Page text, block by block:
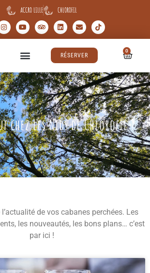
ACCRO LILLE CHLOROFIL
RÉSERVER
0
chez Les Nids de Chlorofil ?
de vos cabanes perchées. Les
les nouveautés, les bons plans… c’est
par ici !